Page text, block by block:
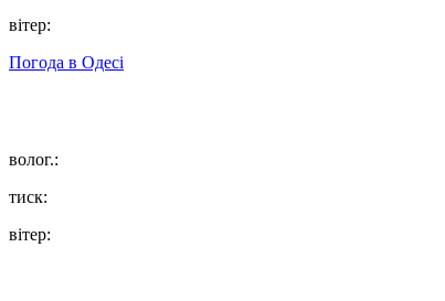
вітер:
Погода в Одесі
волог.:
тиск:
вітер: